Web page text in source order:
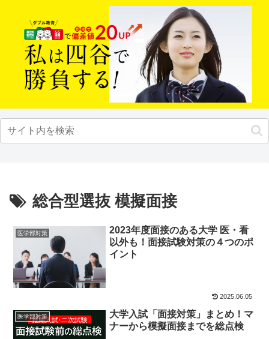
総合型選抜 模擬面接
医学部対策
2023年度面接のある大学 医・看
以外も！面接試験対策の４つのポ
イント
2025.06.05
医学部対策
大学入試「面接対策」まとめ！マ
ナーから模擬面接までを総点検